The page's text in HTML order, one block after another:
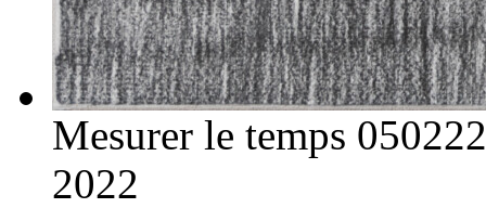
Mesurer le temps 050222
2022